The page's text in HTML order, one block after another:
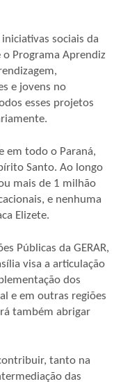
sociais da
o Programa Aprendiz
e jovens no
esses projetos
em todo o Paraná,
Santo. Ao longo
mais de 1 milhão
e nenhuma
Elizete.
Públicas da GERAR,
visa a articulação
dos
e em outras regiões
também abrigar
tanto na
das